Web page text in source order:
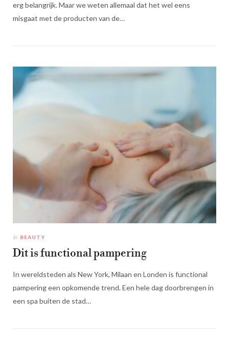
erg belangrijk. Maar we weten allemaal dat het wel eens
misgaat met de producten van de…
In BEAUTY
Dit is functional pampering
In wereldsteden als New York, Milaan en Londen is functional
pampering een opkomende trend. Een hele dag doorbrengen in
een spa buiten de stad…